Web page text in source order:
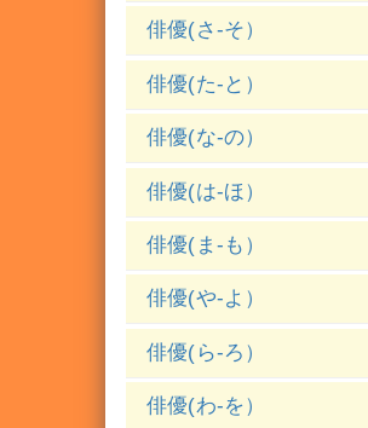
俳優(さ-そ）
俳優(た-と）
俳優(な-の）
俳優(は-ほ）
俳優(ま-も）
俳優(や-よ）
俳優(ら-ろ）
俳優(わ-を）